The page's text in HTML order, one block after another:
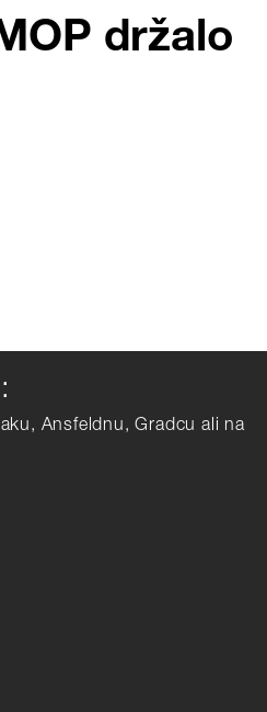
držalo
Ansfeldnu, Gradcu ali na